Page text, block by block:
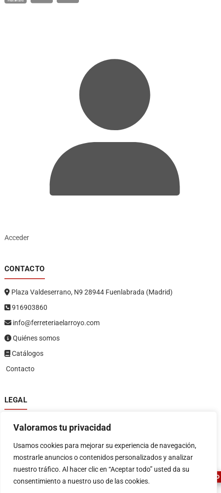
Valoramos tu privacidad
Usamos cookies para mejorar su experiencia de navegación,
mostrarle anuncios o contenidos personalizados y analizar
nuestro tráfico. Al hacer clic en “Aceptar todo” usted da su
consentimiento a nuestro uso de las cookies.
Acceder
CONTACTO
Plaza Valdeserrano, N9 28944 Fuenlabrada (Madrid)
916903860
info@ferreteriaelarroyo.com
Quiénes somos
Catálogos
Contacto
LEGAL
Política de privacidad
Política de devoluciones y reembolsos
Términos y condiciones
ASESOR FERRETERO